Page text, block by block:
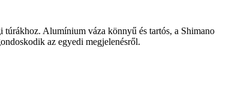
túrákhoz. Alumínium váza könnyű és tartós, a Shimano
az egyedi megjelenésről.